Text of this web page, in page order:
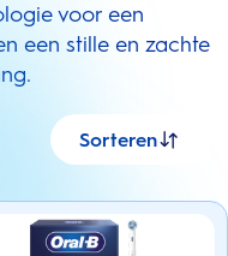
voor een
een stille en zachte
Sorteren